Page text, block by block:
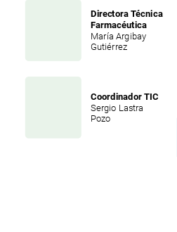
Directora Técnica
Farmacéutica
María Argibay
Gutiérrez
Coordinador TIC
Sergio Lastra
Pozo